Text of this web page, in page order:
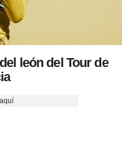
león del Tour de